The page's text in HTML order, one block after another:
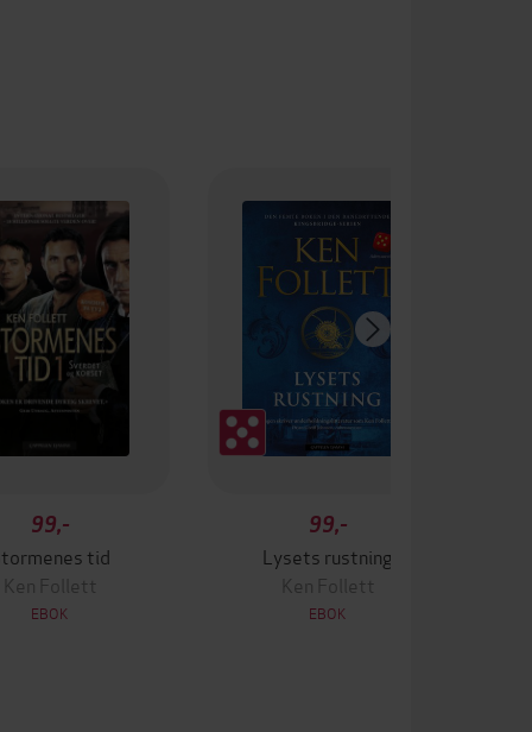
99,-
tid
Ken Follett
EBOK
99,-
Lysets rustning
Ken Follett
EBOK